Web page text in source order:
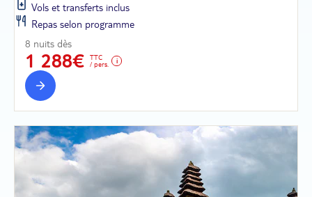
Vols et transferts inclus
Repas selon programme
8 nuits dès
1 288€
TTC
/ pers.